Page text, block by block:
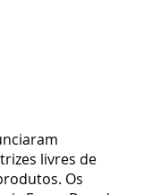
livres de
Os